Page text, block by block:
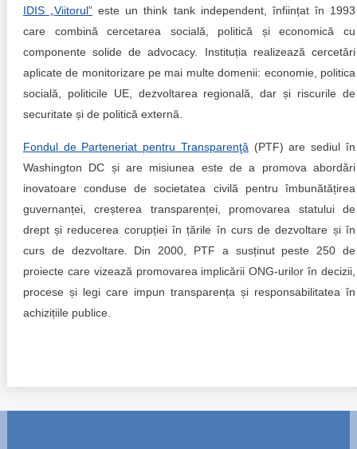
IDIS „Viitorul” este un think tank independent, înființat în 1993
care combină cercetarea socială, politică și economică cu
componente solide de advocacy. Instituția realizează cercetări
aplicate de monitorizare pe mai multe domenii: economie, politica
socială, politicile UE, dezvoltarea regională, dar și riscurile de
securitate și de politică externă.
Fondul de Parteneriat pentru Transparenţă (PTF) are sediul în
Washington DC și are misiunea este de a promova abordări
inovatoare conduse de societatea civilă pentru îmbunătățirea
guvernanței, creșterea transparenței, promovarea statului de
drept și reducerea corupției în țările în curs de dezvoltare și în
curs de dezvoltare. Din 2000, PTF a susținut peste 250 de
proiecte care vizează promovarea implicării ONG-urilor în decizii,
procese și legi care impun transparența și responsabilitatea în
achizițiile publice.